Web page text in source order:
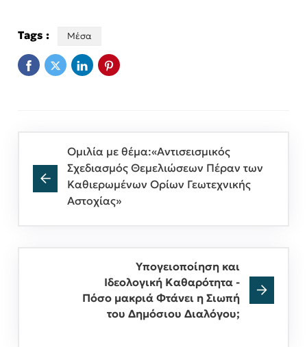
Tags : Μέσα
Ομιλία με θέμα:«Αντισεισμικός
Σχεδιασμός Θεμελιώσεων Πέραν των
Καθιερωμένων Ορίων Γεωτεχνικής
Αστοχίας»
Υπογειοποίηση και
Ιδεολογική Καθαρότητα -
Πόσο μακριά Φτάνει η Σιωπή
του Δημόσιου Διαλόγου;